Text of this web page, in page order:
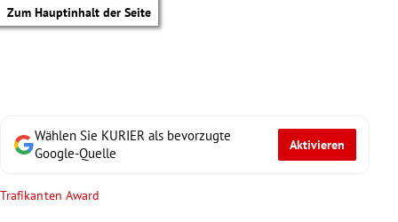
Zum Hauptinhalt der Seite
Wählen Sie KURIER als bevorzugte
Google-Quelle
Aktivieren
Trafikanten Award